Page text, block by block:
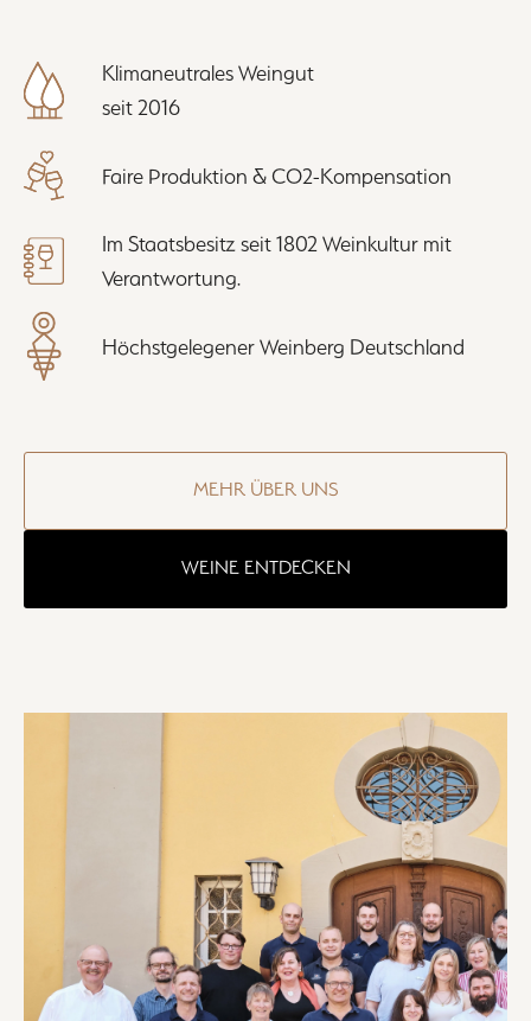
Klimaneutrales Weingut
seit 2016
Faire Produktion & CO2-Kompensation
Im Staatsbesitz seit 1802 Weinkultur mit
Verantwortung.
Höchstgelegener Weinberg Deutschland
MEHR ÜBER UNS
WEINE ENTDECKEN